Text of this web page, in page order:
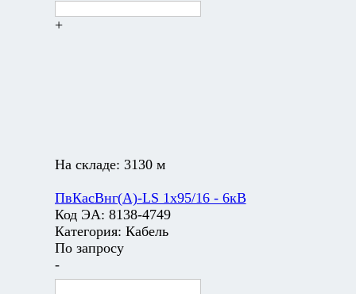
+
На складе: 3130 м
ПвКасВнг(А)-LS 1х95/16 - 6кВ
Код ЭА: 8138-4749
Категория: Кабель
По запросу
-